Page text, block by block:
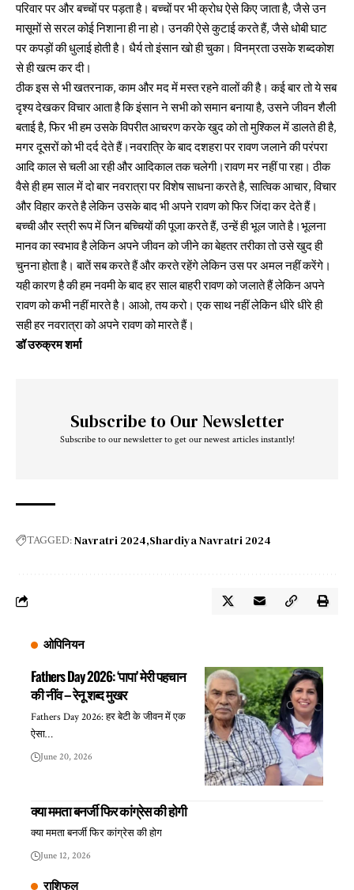
परिवार पर और बच्चों पर पड़ता है। बच्चों पर भी क्रोध ऐसे किए जाता है, जैसे उन
मासूमों से सरल कोई निशाना ही ना हो। उनकी ऐसे कुटाई करते हैं, जैसे धोबी घाट
पर कपड़ों की धुलाई होती है। धैर्य तो इंसान खो ही चुका। विनम्रता उसके शब्दकोश
से ही खत्म कर दी।
ठीक इस से भी खतरनाक, काम और मद में मस्त रहने वालों की है। कई बार तो ये सब
दृश्य देखकर विचार आता है कि इंसान ने सभी को समान बनाया है, उसने जीवन शैली
बताई है, फिर भी हम उसके विपरीत आचरण करके खुद को तो मुश्किल में डालते ही है,
मगर दूसरों को भी दर्द देते हैं।नवरात्रि के बाद दशहरा पर रावण जलाने की परंपरा
आदि काल से चली आ रही और आदिकाल तक चलेगी।रावण मर नहीं पा रहा। ठीक
वैसे ही हम साल में दो बार नवरात्रा पर विशेष साधना करते है, सात्विक आचार, विचार
और विहार करते है लेकिन उसके बाद भी अपने रावण को फिर जिंदा कर देते हैं।
बच्ची और स्त्री रूप में जिन बच्चियों की पूजा करते हैं, उन्हें ही भूल जाते है।भूलना
मानव का स्वभाव है लेकिन अपने जीवन को जीने का बेहतर तरीका तो उसे खुद ही
चुनना होता है। बातें सब करते हैं और करते रहेंगे लेकिन उस पर अमल नहीं करेंगे।
यही कारण है की हम नवमी के बाद हर साल बाहरी रावण को जलाते हैं लेकिन अपने
रावण को कभी नहीं मारते है। आओ, तय करो। एक साथ नहीं लेकिन धीरे धीरे ही
सही हर नवरात्रा को अपने रावण को मारते हैं।
डॉ उरुक्रम शर्मा
Subscribe to Our Newsletter
Subscribe to our newsletter to get our newest articles instantly!
TAGGED:Navratri 2024 Shardiya Navratri 2024
ओपिनियन
Fathers Day 2026: ‘पापा’ मेरी पहचान
की नींव – रेनू शब्द मुखर
Fathers Day 2026: हर बेटी के जीवन में एक
ऐसा…
June 20, 2026
क्या ममता बनर्जी फिर कांग्रेस की होगी
क्या ममता बनर्जी फिर कांग्रेस की होग
June 12, 2026
राशिफल